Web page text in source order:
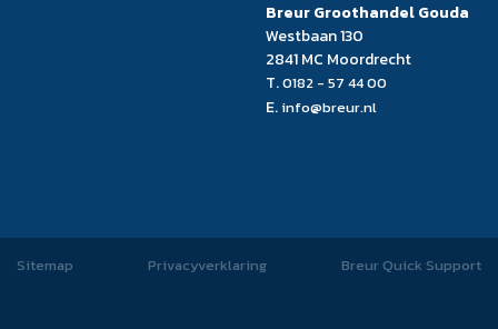
Breur Groothandel Gouda
Westbaan 130
2841 MC Moordrecht
T.0182 - 57 44 00
E. info@breur.nl
Sitemap Privacyverklaring Breur Quick Support